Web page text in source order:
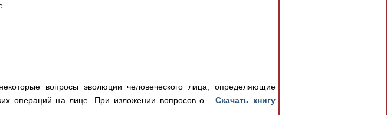
вопросы эволюции человеческого лица, определяющие
операций на лице. При изложении вопросов о...Скачать книгу